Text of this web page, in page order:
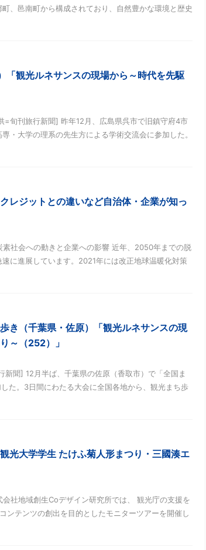
、邑南町から構成されており、自然豊かな環境と歴史
「観光ルネサンスの現場から～時代を先駆
旬刊旅行新聞] 昨年12月、広島県呉市で旧鎮守府4市
・大学の理系の先生方による学術交流会に参加した。
レジットとの違いなど自治体・企業が知っ
社会への動きと企業への影響 近年、2050年までの脱
に進展しています。2021年には改正地球温暖化対策
き（千葉県・佐原）「観光ルネサンスの現
～（252）」
聞] 12月半ば、千葉県の佐原（香取市）で「全国ま
た。3日間にわたる大会に全国各地から、観光まち歩
光大学学生 たけふ菊人形まつり・三國湊エ
社地域創生Coデザイン研究所では、 観光庁の支援を
ンテンツの創出を目的としたモニターツアーを開催し